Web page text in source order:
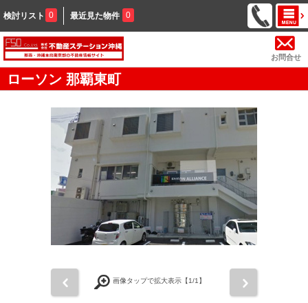
検討リスト 0 最近見た物件 0
お問合せ
ローソン 那覇東町
画像タップで拡大表示【1/1】